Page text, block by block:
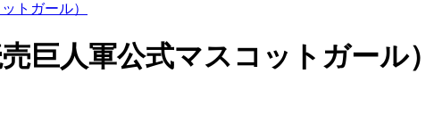
トガール）
巨人軍公式マスコットガール